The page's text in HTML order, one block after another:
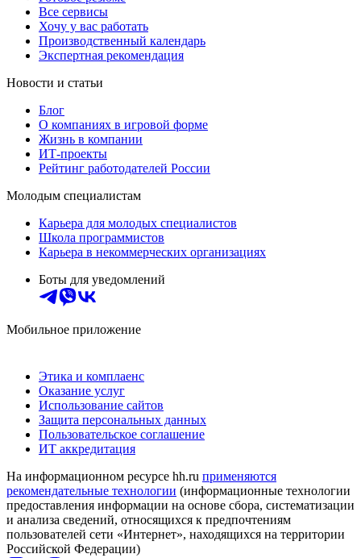
Все сервисы
Хочу у вас работать
Производственный календарь
Экспертная рекомендация
Новости и статьи
Блог
О компаниях в игровой форме
Жизнь в компании
ИТ-проекты
Рейтинг работодателей России
Молодым специалистам
Карьера для молодых специалистов
Школа программистов
Карьера в некоммерческих организациях
Боты для уведомлений
Мобильное приложение
Этика и комплаенс
Оказание услуг
Использование сайтов
Защита персональных данных
Пользовательское соглашение
ИТ аккредитация
На информационном ресурсе hh.ru применяются
рекомендательные технологии (информационные технологии
предоставления информации на основе сбора, систематизации
и анализа сведений, относящихся к предпочтениям
пользователей сети «Интернет», находящихся на территории
Российской Федерации)